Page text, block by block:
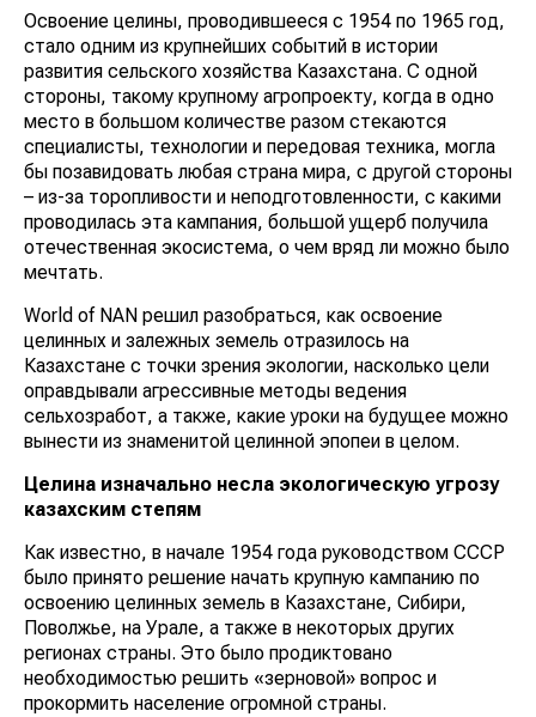
Освоение целины, проводившееся с 1954 по 1965 год,
стало одним из крупнейших событий в истории
развития сельского хозяйства Казахстана. С одной
стороны, такому крупному агропроекту, когда в одно
место в большом количестве разом стекаются
специалисты, технологии и передовая техника, могла
бы позавидовать любая страна мира, с другой стороны
– из-за торопливости и неподготовленности, с какими
проводилась эта кампания, большой ущерб получила
отечественная экосистема, о чем вряд ли можно было
мечтать.
World of NAN решил разобраться, как освоение
целинных и залежных земель отразилось на
Казахстане с точки зрения экологии, насколько цели
оправдывали агрессивные методы ведения
сельхозработ, а также, какие уроки на будущее можно
вынести из знаменитой целинной эпопеи в целом.
Целина изначально несла экологическую угрозу
казахским степям
Как известно, в начале 1954 года руководством СССР
было принято решение начать крупную кампанию по
освоению целинных земель в Казахстане, Сибири,
Поволжье, на Урале, а также в некоторых других
регионах страны. Это было продиктовано
необходимостью решить «зерновой» вопрос и
прокормить население огромной страны.